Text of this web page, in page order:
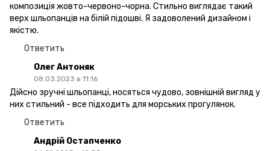
композиція жовто-червоно-чорна. Стильно виглядає такий
верх шльопанців на білій підошві. Я задоволений дизайном і
якістю.
Ответить
Олег Антоняк
08.03.2023 в 11:16
Дійсно зручні шльопанці, носяться чудово, зовнішній вигляд у
них стильний - все підходить для морських прогулянок.
Ответить
Андрій Остапченко